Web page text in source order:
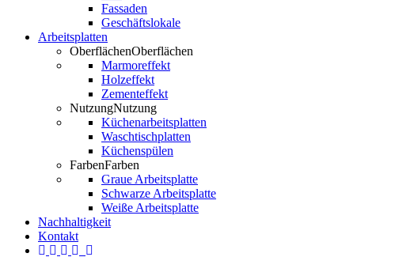
Fassaden
Geschäftslokale
Arbeitsplatten
OberflächenOberflächen
Marmoreffekt
Holzeffekt
Zementeffekt
NutzungNutzung
Küchenarbeitsplatten
Waschtischplatten
Küchenspülen
FarbenFarben
Graue Arbeitsplatte
Schwarze Arbeitsplatte
Weiße Arbeitsplatte
Nachhaltigkeit
Kontakt
Twitter
Facebook
Pinterest
LinkedIn
YouTube
Instagram